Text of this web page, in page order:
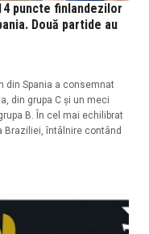
puncte finlandezilor
Două partide au
din Spania a consemnat
din grupa C și un meci
B. În cel mai echilibrat
Braziliei, întâlnire contând